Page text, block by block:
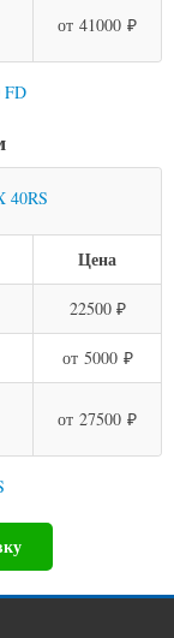
от 41000 ₽
FD
Цена
22500 ₽
от 5000 ₽
от 27500 ₽